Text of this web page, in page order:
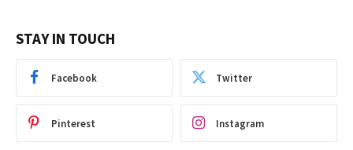
STAY IN TOUCH
Facebook Twitter
Pinterest Instagram